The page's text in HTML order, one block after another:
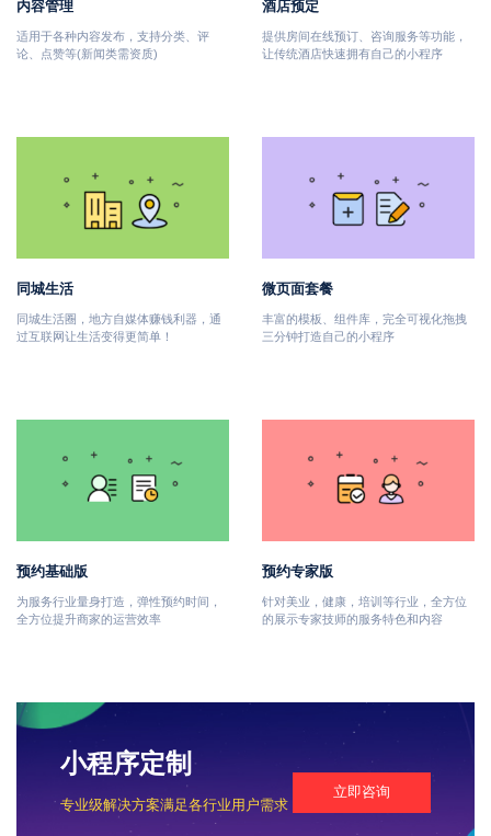
内容管理
适用于各种内容发布，支持分类、评
论、点赞等(新闻类需资质)
酒店预定
提供房间在线预订、咨询服务等功能，
让传统酒店快速拥有自己的小程序
同城生活
同城生活圈，地方自媒体赚钱利器，通
过互联网让生活变得更简单！
微页面套餐
丰富的模板、组件库，完全可视化拖拽
三分钟打造自己的小程序
预约基础版
为服务行业量身打造，弹性预约时间，
全方位提升商家的运营效率
预约专家版
针对美业，健康，培训等行业，全方位
的展示专家技师的服务特色和内容
小程序定制
专业级解决方案满足各行业用户需求
立即咨询